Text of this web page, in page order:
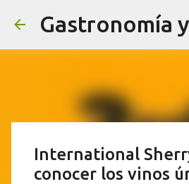
Gastronomía
International
conocer los vinos